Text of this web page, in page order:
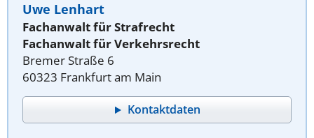
Uwe Lenhart
Fachanwalt für Strafrecht
Fachanwalt für Verkehrsrecht
Bremer Straße 6
60323 Frankfurt am Main
Kontaktdaten